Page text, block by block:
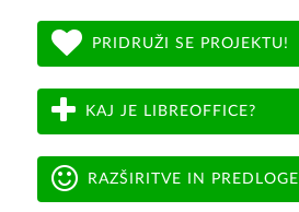
PRIDRUŽI SE PROJEKTU!
KAJ JE LIBREOFFICE?
RAZŠIRITVE IN PREDLOGE